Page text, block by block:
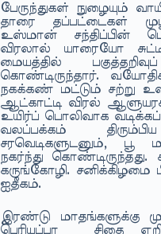
பேருந்துகள் நுழையும்
தாரை தப்பட்டைகள்
உஸ்மான் சந்திப்பின்
விரலால் யாரையோ
மையத்தில்
கொண்டிருந்தார். வயோதிக
நகக்கண் மட்டும் சற்று
ஆட்காட்டி விரல்
உயிர்ப் பொலிவாக
வலப்பக்கம்
சரவெடிகளுடனும், பூ
நகர்ந்து கொண்டிருந்தது.
கருங்கோழி.
ஐதீகம்.
இரண்டு மாதங்களுக்கு
பெரியப்பா சிதை